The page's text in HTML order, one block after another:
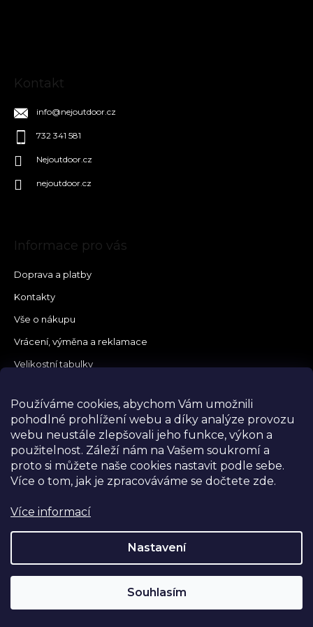
Používáme cookies, abychom Vám umožnili
pohodlné prohlížení webu a díky analýze provozu
webu neustále zlepšovali jeho funkce, výkon a
použitelnost. Záleží nám na Vašem soukromí a
proto si můžete naše cookies nastavit podle sebe.
Více o tom, jak je zpracováváme se dočtete zde.
Více informací
Nastavení
Souhlasím
Kontakt
info@nejoutdoor.cz
732 341 581
Nejoutdoor.cz
nejoutdoor.cz
Informace pro vás
Doprava a platby
Kontakty
Vše o nákupu
Vrácení, výměna a reklamace
Velikostní tabulky
Podmínky ochrany osobních údajů
Prodávané značky
Napište nám